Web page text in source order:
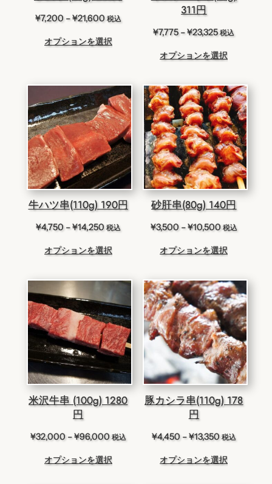
¥7,200 –¥21,600価
帯:
¥21,600
税込
オプションを選択
311円
¥7,775 –¥23,325価
帯:
–
¥23,325
税込
オプションを選択
牛ハツ串(110g) 190円
¥4,750 –¥14,250価
帯:
–
¥14,250
税込
オプションを選択
砂肝串(80g) 140円
¥3,500 –¥10,500価
帯:
–
¥10,500
税込
オプションを選択
米沢牛串 (100g) 1280
円
¥32,000 –¥96,000価
帯:
税込
オプションを選択
豚カシラ串(110g) 178
円
¥4,450 –¥13,350価
帯:
税込
オプションを選択